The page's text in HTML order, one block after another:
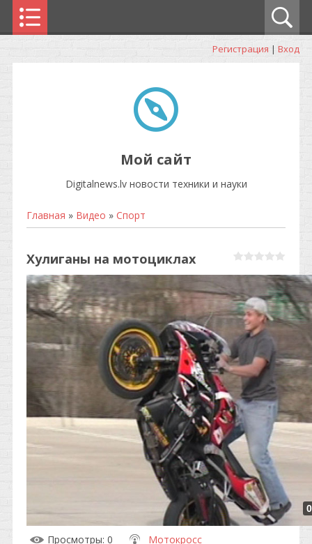
Регистрация | Вход
Мой сайт
Digitalnews.lv новости техники и науки
Главная » Видео » Спорт
Хулиганы на мотоциклах
Просмотры: 0 Мотокросс